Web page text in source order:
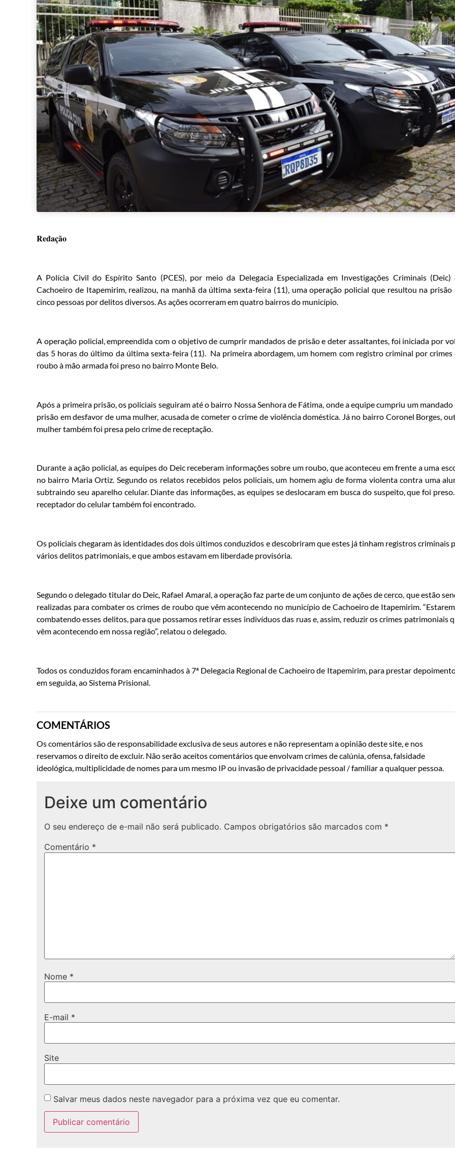
Redação
A Polícia Civil do Espírito Santo (PCES), por meio da Delegacia Especializada em Investigações Criminais (Deic)
Cachoeiro de Itapemirim, realizou, na manhã da última sexta-feira (11), uma operação policial que resultou na prisão
cinco pessoas por delitos diversos. As ações ocorreram em quatro bairros do município.
A operação policial, empreendida com o objetivo de cumprir mandados de prisão e deter assaltantes, foi iniciada por
das 5 horas do último da última sexta-feira (11). Na primeira abordagem, um homem com registro criminal por crimes
roubo à mão armada foi preso no bairro Monte Belo.
Após a primeira prisão, os policiais seguiram até o bairro Nossa Senhora de Fátima, onde a equipe cumpriu um mandado
prisão em desfavor de uma mulher, acusada de cometer o crime de violência doméstica. Já no bairro Coronel Borges,
mulher também foi presa pelo crime de receptação.
Durante a ação policial, as equipes do Deic receberam informações sobre um roubo, que aconteceu em frente a uma
no bairro Maria Ortiz. Segundo os relatos recebidos pelos policiais, um homem agiu de forma violenta contra uma
subtraindo seu aparelho celular. Diante das informações, as equipes se deslocaram em busca do suspeito, que foi
receptador do celular também foi encontrado.
Os policiais chegaram às identidades dos dois últimos conduzidos e descobriram que estes já tinham registros criminais
vários delitos patrimoniais, e que ambos estavam em liberdade provisória.
Segundo o delegado titular do Deic, Rafael Amaral, a operação faz parte de um conjunto de ações de cerco, que estão
realizadas para combater os crimes de roubo que vêm acontecendo no município de Cachoeiro de Itapemirim.
combatendo esses delitos, para que possamos retirar esses indivíduos das ruas e, assim, reduzir os crimes patrimoniais
vêm acontecendo em nossa região”, relatou o delegado.
Todos os conduzidos foram encaminhados à 7ª Delegacia Regional de Cachoeiro de Itapemirim, para prestar depoimento
em seguida, ao Sistema Prisional.
COMENTÁRIOS
Os comentários são de responsabilidade exclusiva de seus autores e não representam a opinião deste site, e nos
reservamos o direito de excluir. Não serão aceitos comentários que envolvam crimes de calúnia, ofensa, falsidade
ideológica, multiplicidade de nomes para um mesmo IP ou invasão de privacidade pessoal / familiar a qualquer pessoa.
Deixe um comentário
O seu endereço de e-mail não será publicado. Campos obrigatórios são marcados com *
Comentário *
Nome *
E-mail *
Site
Salvar meus dados neste navegador para a próxima vez que eu comentar.